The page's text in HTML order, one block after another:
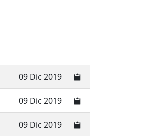
09 Dic 2019
09 Dic 2019
09 Dic 2019